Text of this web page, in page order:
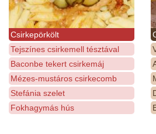
Csirkepörkölt
Tejszínes csirkemell tésztával
Baconbe tekert csirkemáj
Mézes-mustáros csirkecomb
Stefánia szelet
Fokhagymás hús